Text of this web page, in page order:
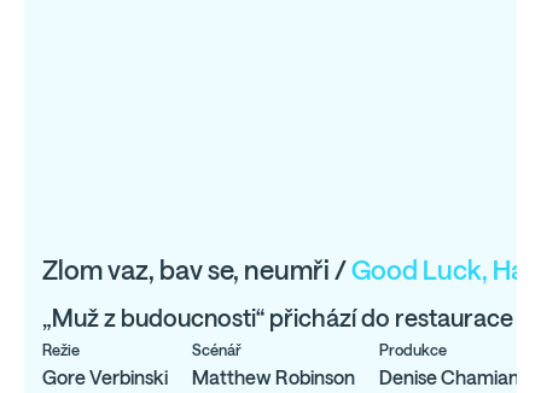
Zlom vaz, bav se, neumři /Good Luck,
„Muž z budoucnosti“ přichází do restaurace
Režie
Gore Verbinski
Scénář
Matthew Robinson
Produkce
Denise Chamian,